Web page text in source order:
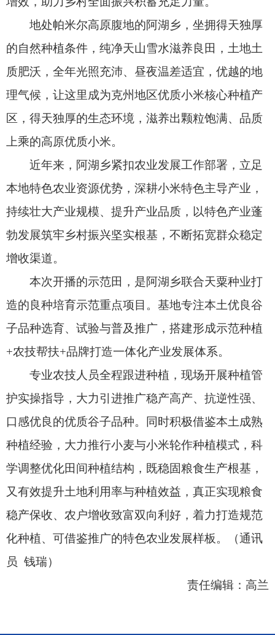
近年来，阿湖乡紧扣农业发展工作部署，立足
本地特色农业资源优势，深耕小米特色主导产业，
持续壮大产业规模、提升产业品质，以特色产业蓬
勃发展筑牢乡村振兴坚实根基，不断拓宽群众稳定
造的良种培育示范重点项目。基地专注本土优良谷
子品种选育、试验与普及推广，搭建形成示范种植
+农技帮扶+品牌打造一体化产业发展体系。
专业农技人员全程跟进种植，现场开展种植管
护实操指导，大力引进推广稳产高产、抗逆性强、
种植经验，大力推行小麦与小米轮作种植模式，科
学调整优化田间种植结构，既稳固粮食生产根基，
又有效提升土地利用率与种植效益，真正实现粮食
稳产保收、农户增收致富双向利好，着力打造规范
化种植、可借鉴推广的特色农业发展样板。（通讯
责任编辑：高兰